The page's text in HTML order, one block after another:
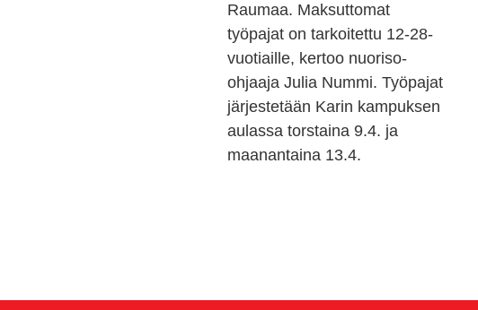
Raumaa. Maksuttomat
työpajat on tarkoitettu 12-28-
vuotiaille, kertoo nuoriso-
ohjaaja Julia Nummi. Työpajat
järjestetään Karin kampuksen
aulassa torstaina 9.4. ja
maanantaina 13.4.